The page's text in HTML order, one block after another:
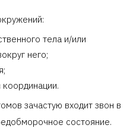
тела и/или
него;
зачастую входит звон в
состояние.